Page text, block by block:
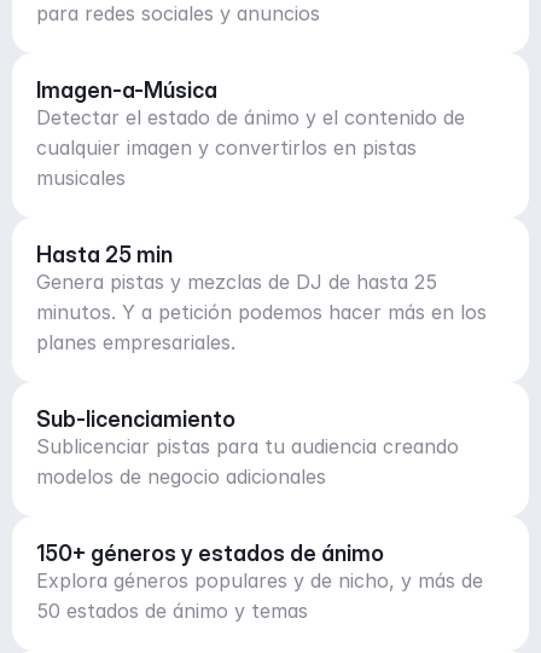
para redes sociales y anuncios
Imagen-a-Música
Detectar el estado de ánimo y el contenido de
cualquier imagen y convertirlos en pistas
musicales
Hasta 25 min
Genera pistas y mezclas de DJ de hasta 25
minutos. Y a petición podemos hacer más en los
planes empresariales.
Sub-licenciamiento
Sublicenciar pistas para tu audiencia creando
modelos de negocio adicionales
150+ géneros y estados de ánimo
Explora géneros populares y de nicho, y más de
50 estados de ánimo y temas